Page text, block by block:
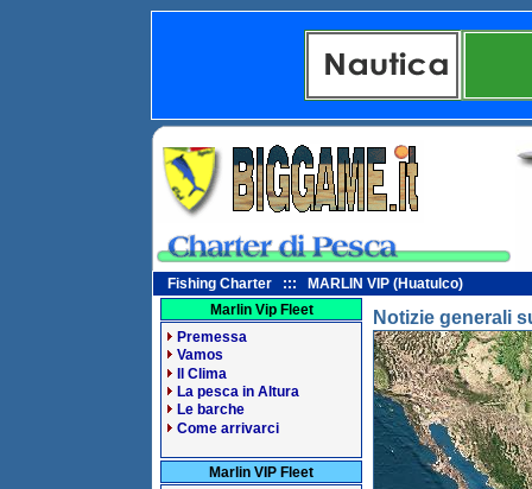
Fishing Charter ::: MARLIN VIP (Huatulco)
Marlin Vip Fleet
Premessa
Vamos
Il Clima
La pesca in Altura
Le barche
Come arrivarci
Marlin VIP Fleet
Notizie generali